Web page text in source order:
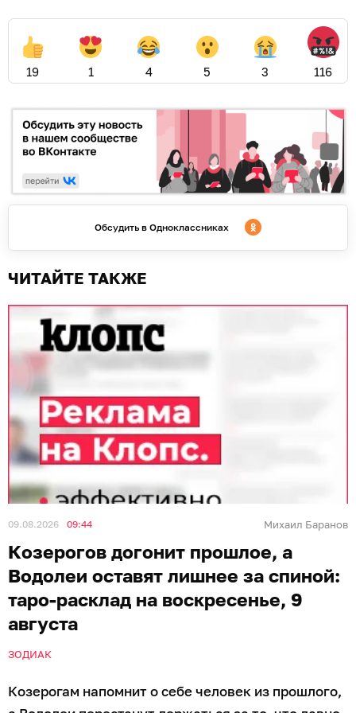
19 1 4 5 3 116
Обсудить в Одноклассниках
ЧИТАЙТЕ ТАКЖЕ
09.08.2026 09:44 Михаил Баранов
Козерогов догонит прошлое, а
Водолеи оставят лишнее за спиной:
таро-расклад на воскресенье, 9
августа
ЗОДИАК
Козерогам напомнит о себе человек из прошлого,